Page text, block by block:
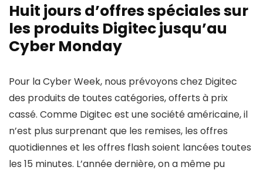
Huit jours d’offres spéciales sur
les produits Digitec jusqu’au
Cyber Monday
Pour la Cyber Week, nous prévoyons chez Digitec
des produits de toutes catégories, offerts à prix
cassé. Comme Digitec est une société américaine, il
n’est plus surprenant que les remises, les offres
quotidiennes et les offres flash soient lancées toutes
les 15 minutes. L’année dernière, on a même pu